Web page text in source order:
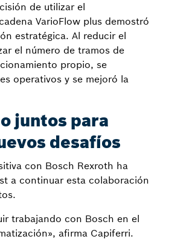
de utilizar el
VarioFlow plus demostró
estratégica. Al reducir el
el número de tramos de
propio, se
operativos y se mejoró la
juntos para
desafíos
con Bosch Rexroth ha
a continuar esta colaboración
trabajando con Bosch en el
afirma Capiferri.